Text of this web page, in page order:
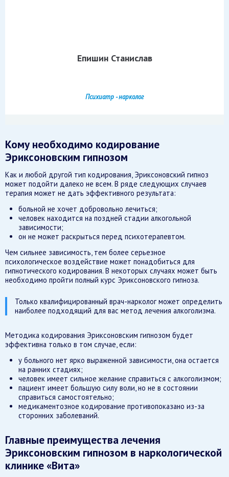
Епишин Станислав
Психиатр - нарколог
Кому необходимо кодирование
Эриксоновским гипнозом
Как и любой другой тип кодирования, Эриксоновский гипноз
может подойти далеко не всем. В ряде следующих случаев
терапия может не дать эффективного результата:
больной не хочет добровольно лечиться;
человек находится на поздней стадии алкогольной
зависимости;
он не может раскрыться перед психотерапевтом.
Чем сильнее зависимость, тем более серьезное
психологическое воздействие может понадобиться для
гипнотического кодирования. В некоторых случаях может быть
необходимо пройти полный курс Эриксоновского гипноза.
Только квалифицированный врач-нарколог может определить
наиболее подходящий для вас метод лечения алкоголизма.
Методика кодирования Эриксоновским гипнозом будет
эффективна только в том случае, если:
у больного нет ярко выраженной зависимости, она остается
на ранних стадиях;
человек имеет сильное желание справиться с алкоголизмом;
пациент имеет большую силу воли, но не в состоянии
справиться самостоятельно;
медикаментозное кодирование противопоказано из-за
сторонних заболеваний.
Главные преимущества лечения
Эриксоновским гипнозом в наркологической
клинике «Вита»